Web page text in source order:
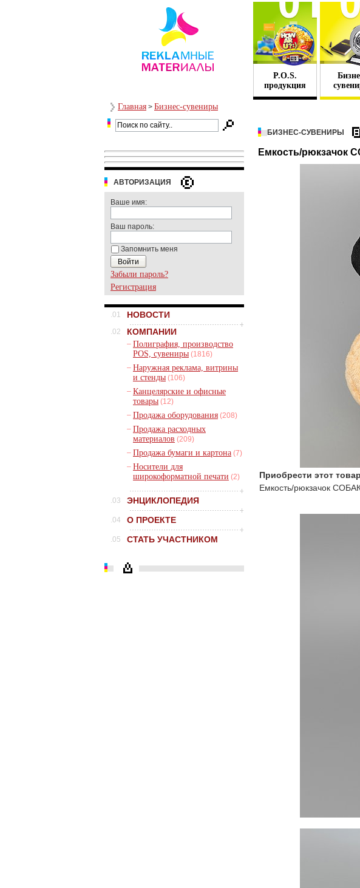
P.O.S.
продукция
Главная > Бизнес-сувениры
АВТОРИЗАЦИЯ
Ваше имя:
Ваш пароль:
Запомнить меня
Забыли пароль?
Регистрация
.01 НОВОСТИ
.02 КОМПАНИИ
– Полиграфия, производство
POS, сувениры (1816)
– Наружная реклама, витрины
и стенды (106)
– Канцелярские и офисные
товары (12)
– Продажа оборудования (208)
– Продажа расходных
материалов (209)
– Продажа бумаги и картона (7)
– Носители для
широкоформатной печати (2)
.03 ЭНЦИКЛОПЕДИЯ
.04 О ПРОЕКТЕ
.05 СТАТЬ УЧАСТНИКОМ
БИЗНЕС-СУВЕНИРЫ
Емкость/рюкзачок
Приобрести этот
Емкость/рюкзачок